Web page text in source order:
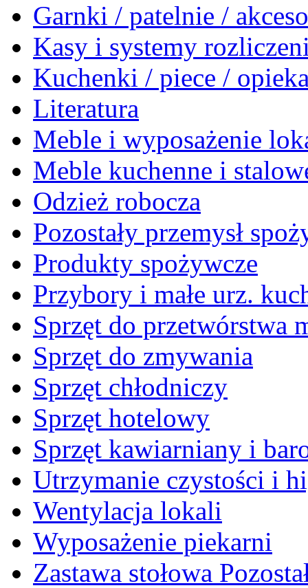
Garnki / patelnie /
Kasy i systemy
Kuchenki / piece /
Literatura
Meble i wyposażenie
Meble kuchenne i
Odzież robocza
Pozostały przemysł
Produkty spożywcze
Przybory i małe urz.
Sprzęt do przetwórstwa
Sprzęt do zmywania
Sprzęt chłodniczy
Sprzęt hotelowy
Sprzęt kawiarniany i
Utrzymanie czystości i
Wentylacja lokali
Wyposażenie piekarni
Zastawa stołowa